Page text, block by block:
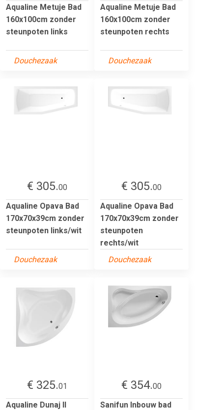
Aqualine Metuje Bad
160x100cm zonder
steunpoten links
Douchezaak
Aqualine Metuje Bad
160x100cm zonder
steunpoten rechts
Douchezaak
€ 305.00
Aqualine Opava Bad
170x70x39cm zonder
steunpoten links/wit
Douchezaak
€ 305.00
Aqualine Opava Bad
170x70x39cm zonder
steunpoten
rechts/wit
Douchezaak
€ 325.01
Aqualine Dunaj II
€ 354.00
Sanifun Inbouw bad